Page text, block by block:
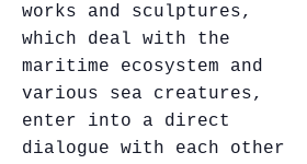
works and sculptures,
which deal with the
maritime ecosystem and
various sea creatures,
enter into a direct
dialogue with each other